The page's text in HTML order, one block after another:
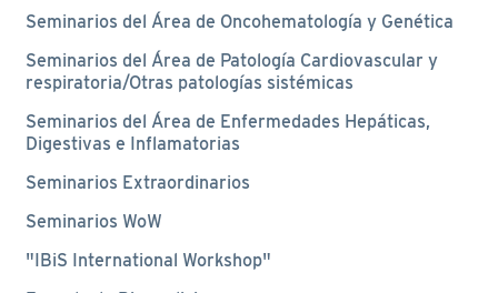
Seminarios del Área de Oncohematología y Genética
Seminarios del Área de Patología Cardiovascular y
respiratoria/Otras patologías sistémicas
Seminarios del Área de Enfermedades Hepáticas,
Digestivas e Inflamatorias
Seminarios Extraordinarios
Seminarios WoW
"IBiS International Workshop"